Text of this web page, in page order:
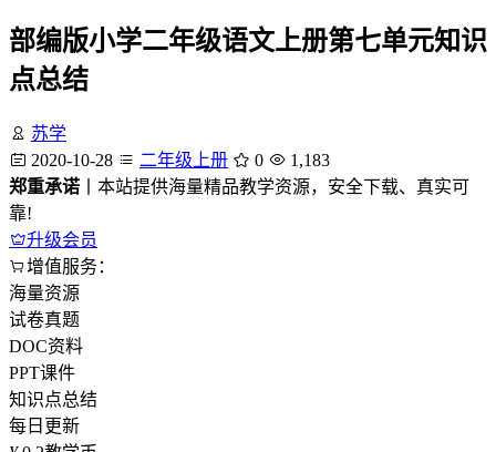
部编版小学二年级语文上册第七单元知识
点总结
苏学
2020-10-28
二年级上册 0
1,183
郑重承诺 丨本站提供海量精品教学资源，安全下载、真实可
靠!
升级会员
增值服务：
海量资源
试卷真题
DOC资料
PPT课件
知识点总结
每日更新